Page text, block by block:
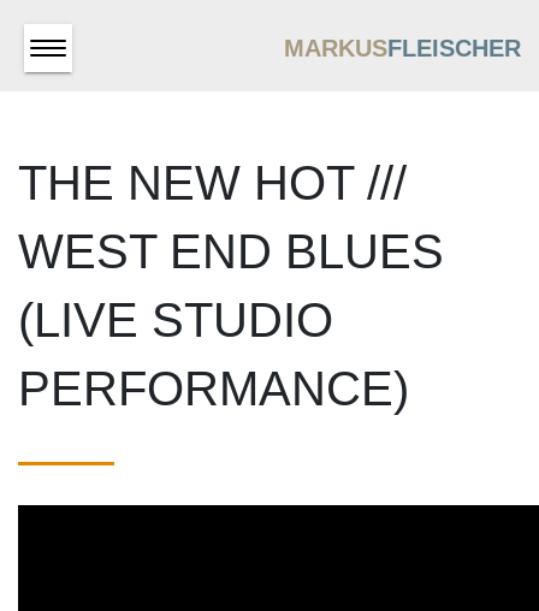
MARKUSFLEISCHER
THE NEW HOT ///
WEST END BLUES
(LIVE STUDIO
PERFORMANCE)